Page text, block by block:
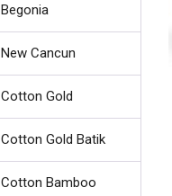
Begonia
New Cancun
Cotton Gold
Cotton Gold Batik
Cotton Bamboo